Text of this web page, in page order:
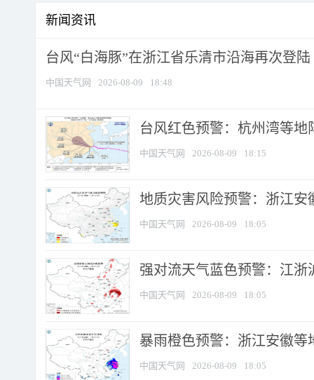
新闻资讯
台风“白海豚”在浙江省乐清市沿海再次登陆
中国天气网 2026-08-09 18:48
台风红色预警：杭州湾等地
中国天气网 2026-08-09 18:15
地质灾害风险预警：浙江安
中国天气网 2026-08-09 18:05
强对流天气蓝色预警：江浙
中国天气网 2026-08-09 18:05
暴雨橙色预警：浙江安徽等
中国天气网 2026-08-09 18:05